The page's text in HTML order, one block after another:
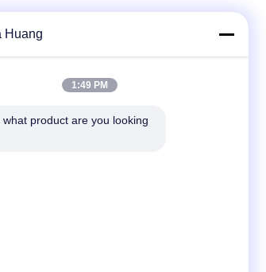
리고 해외에서 세계 최고의 전문 장비 세트
,독일의 Vollmer의 자동 변속기 썰기, 오스
산을 보장합니다.웅타이는 독일과 일본으
독립적인 생산을 준수하고 ISO9001 관리
Huang
1:49 PM
what product are you looking